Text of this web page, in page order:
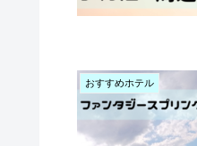
おすすめホテル